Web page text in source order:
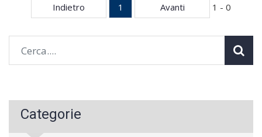
Indietro 1 Avanti 1 - 0
Categorie